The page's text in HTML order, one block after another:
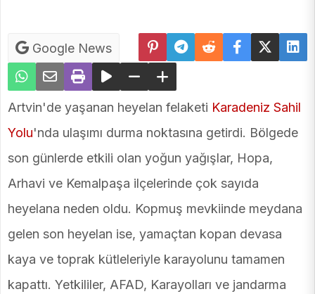
Google News
Artvin'de yaşanan heyelan felaketi Karadeniz Sahil
Yolu'nda ulaşımı durma noktasına getirdi. Bölgede
son günlerde etkili olan yoğun yağışlar, Hopa,
Arhavi ve Kemalpaşa ilçelerinde çok sayıda
heyelana neden oldu. Kopmuş mevkiinde meydana
gelen son heyelan ise, yamaçtan kopan devasa
kaya ve toprak kütleleriyle karayolunu tamamen
kapattı. Yetkililer, AFAD, Karayolları ve jandarma